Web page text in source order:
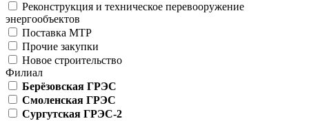
Реконструкция и техническое перевооружение
энергообъектов
Поставка МТР
Прочие закупки
Новое строительство
Филиал
Берёзовская ГРЭС
Смоленская ГРЭС
Сургутская ГРЭС-2